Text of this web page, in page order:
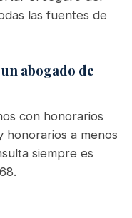
las fuentes de
abogado de
con honorarios
honorarios a menos
siempre es